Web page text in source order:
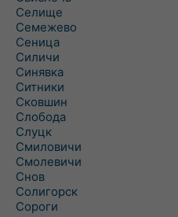
Селище
Семежево
Сеница
Силичи
Синявка
Ситники
Сковшин
Слобода
Слуцк
Смиловичи
Смолевичи
Снов
Солигорск
Сороги